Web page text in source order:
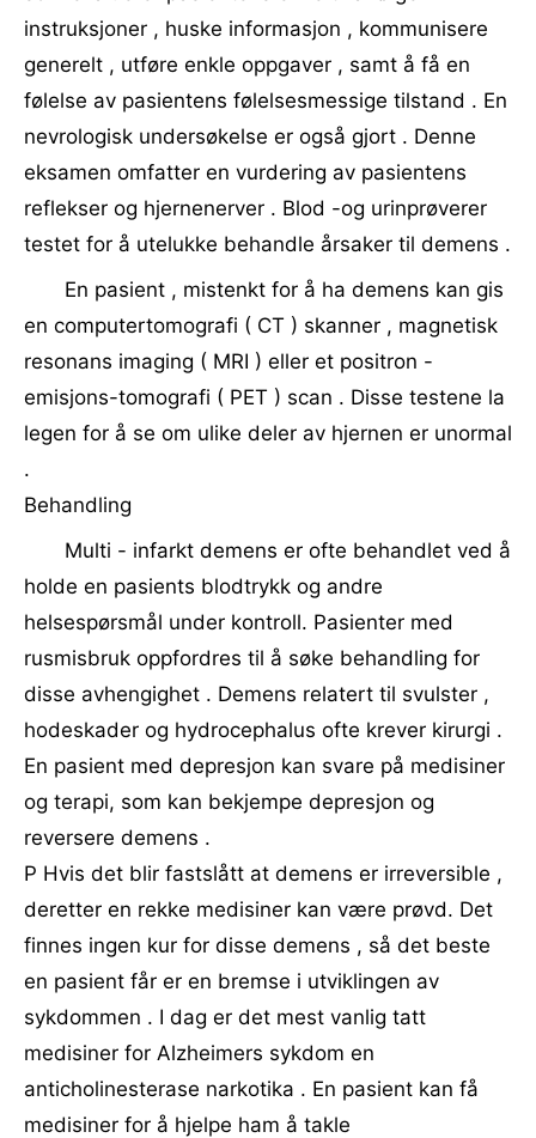
instruksjoner , huske informasjon , kommunisere
generelt , utføre enkle oppgaver , samt å få en
følelse av pasientens følelsesmessige tilstand . En
nevrologisk undersøkelse er også gjort . Denne
eksamen omfatter en vurdering av pasientens
reflekser og hjernenerver . Blod -og urinprøverer
testet for å utelukke behandle årsaker til demens .
En pasient , mistenkt for å ha demens kan gis
en computertomografi ( CT ) skanner , magnetisk
resonans imaging ( MRI ) eller et positron -
emisjons-tomografi ( PET ) scan . Disse testene la
legen for å se om ulike deler av hjernen er unormal
.
Behandling
Multi - infarkt demens er ofte behandlet ved å
holde en pasients blodtrykk og andre
helsespørsmål under kontroll. Pasienter med
rusmisbruk oppfordres til å søke behandling for
disse avhengighet . Demens relatert til svulster ,
hodeskader og hydrocephalus ofte krever kirurgi .
En pasient med depresjon kan svare på medisiner
og terapi, som kan bekjempe depresjon og
reversere demens .
P Hvis det blir fastslått at demens er irreversible ,
deretter en rekke medisiner kan være prøvd. Det
finnes ingen kur for disse demens , så det beste
en pasient får er en bremse i utviklingen av
sykdommen . I dag er det mest vanlig tatt
medisiner for Alzheimers sykdom en
anticholinesterase narkotika . En pasient kan få
medisiner for å hjelpe ham å takle